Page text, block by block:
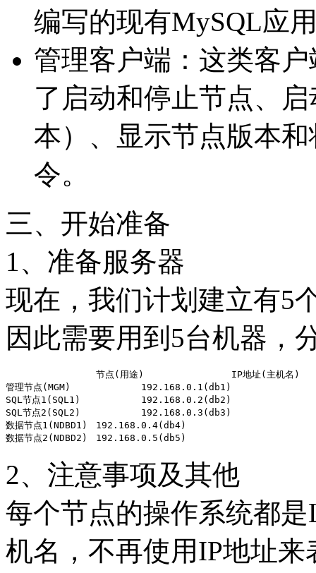
编写的现有MySQL应
管理客户端：这类客
了启动和停止节点、
本）、显示节点版本
令。
三、开始准备
1、准备服务器
现在，我们计划建立有5
因此需要用到5台机器，
管理节点(MGM)		192.168.0.1(db1)
SQL节点1(SQL1)		192.168.0.2(db2)
SQL节点2(SQL2)		192.168.0.3(db3)
数据节点1(NDBD1)	192.168.0.4(db4)
2、注意事项及其他
每个节点的操作系统都
机名，不再使用IP地址来